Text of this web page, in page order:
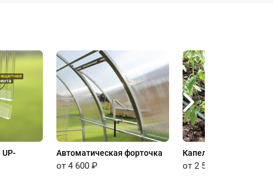
Автоматическая форточка
от 4 600 ₽
Капельный полив
от 2 500 ₽